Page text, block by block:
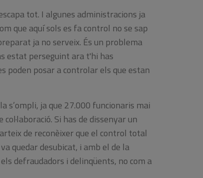
tot. I algunes administracions ja
que aquí sols es fa control no se sap
ja no serveix. És un problema
estat perseguint ara t'hi has
poden posar a controlar els que estan
s’ompli, ja que 27.000 funcionaris mai
Si has de dissenyar un
de reconèixer que el control total
quedar desubicat, i amb el de la
defraudadors i delinqüents, no com a